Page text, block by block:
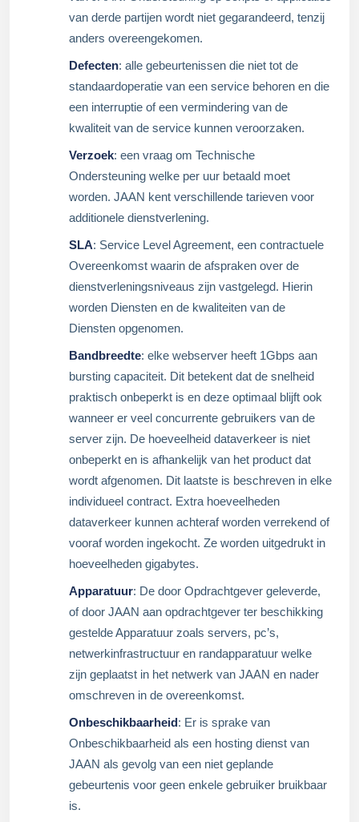
van derde partijen wordt niet gegarandeerd, tenzij
anders overeengekomen.
Defecten: alle gebeurtenissen die niet tot de
standaardoperatie van een service behoren en die
een interruptie of een vermindering van de
kwaliteit van de service kunnen veroorzaken.
Verzoek: een vraag om Technische
Ondersteuning welke per uur betaald moet
worden. JAAN kent verschillende tarieven voor
additionele dienstverlening.
SLA: Service Level Agreement, een contractuele
Overeenkomst waarin de afspraken over de
dienstverleningsniveaus zijn vastgelegd. Hierin
worden Diensten en de kwaliteiten van de
Diensten opgenomen.
Bandbreedte: elke webserver heeft 1Gbps aan
bursting capaciteit. Dit betekent dat de snelheid
praktisch onbeperkt is en deze optimaal blijft ook
wanneer er veel concurrente gebruikers van de
server zijn. De hoeveelheid dataverkeer is niet
onbeperkt en is afhankelijk van het product dat
wordt afgenomen. Dit laatste is beschreven in elke
individueel contract. Extra hoeveelheden
dataverkeer kunnen achteraf worden verrekend of
vooraf worden ingekocht. Ze worden uitgedrukt in
hoeveelheden gigabytes.
Apparatuur: De door Opdrachtgever geleverde,
of door JAAN aan opdrachtgever ter beschikking
gestelde Apparatuur zoals servers, pc’s,
netwerkinfrastructuur en randapparatuur welke
zijn geplaatst in het netwerk van JAAN en nader
omschreven in de overeenkomst.
Onbeschikbaarheid: Er is sprake van
Onbeschikbaarheid als een hosting dienst van
JAAN als gevolg van een niet geplande
gebeurtenis voor geen enkele gebruiker bruikbaar
is.